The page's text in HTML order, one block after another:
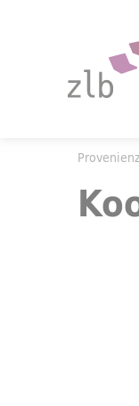
Kooperation undSie